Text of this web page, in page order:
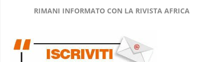
RIMANI INFORMATO CON LA RIVISTA AFRICA